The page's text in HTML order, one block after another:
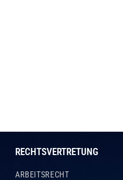
RECHTSVERTRETUNG
ARBEITSRECHT